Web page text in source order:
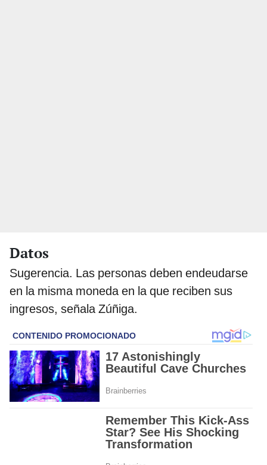
Datos
Sugerencia. Las personas deben endeudarse
en la misma moneda en la que reciben sus
ingresos, señala Zúñiga.